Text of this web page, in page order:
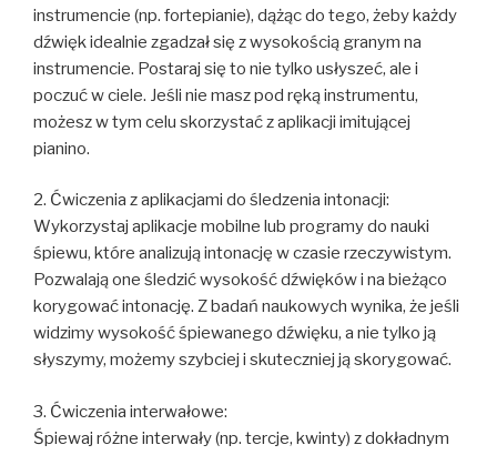
instrumencie (np. fortepianie), dążąc do tego, żeby każdy
dźwięk idealnie zgadzał się z wysokością granym na
instrumencie. Postaraj się to nie tylko usłyszeć, ale i
poczuć w ciele. Jeśli nie masz pod ręką instrumentu,
możesz w tym celu skorzystać z aplikacji imitującej
pianino.
2. Ćwiczenia z aplikacjami do śledzenia intonacji:
Wykorzystaj aplikacje mobilne lub programy do nauki
śpiewu, które analizują intonację w czasie rzeczywistym.
Pozwalają one śledzić wysokość dźwięków i na bieżąco
korygować intonację. Z badań naukowych wynika, że jeśli
widzimy wysokość śpiewanego dźwięku, a nie tylko ją
słyszymy, możemy szybciej i skuteczniej ją skorygować.
3. Ćwiczenia interwałowe:
Śpiewaj różne interwały (np. tercje, kwinty) z dokładnym